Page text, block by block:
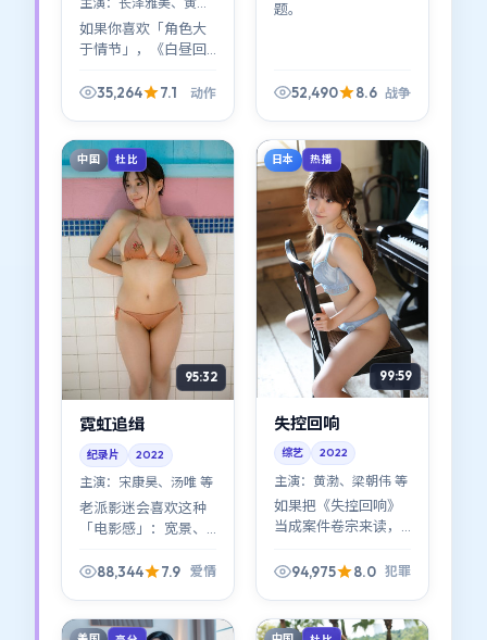
等
如果你喜欢「角色大
于情节」，《白昼回
泽雅美与黄渤不是推
都像从他们骨缝里长
出来。
35,264 7.1 动作
题。
52,490 8.6 战争
中国 杜比
95:32
霓虹追缉
纪录片 2022
主演： 宋康昊、汤唯 等
老派影迷会喜欢这种
「电影感」：宽景、
话。《霓虹追缉》在
一类爱情作品。
88,344 7.9 爱情
日本 热播
99:59
失控回响
综艺 2022
主演： 黄渤、梁朝伟 等
如果把《失控回响》
当成案件卷宗来读，
带体温。2022年日本
的温度」。
94,975 8.0 犯罪